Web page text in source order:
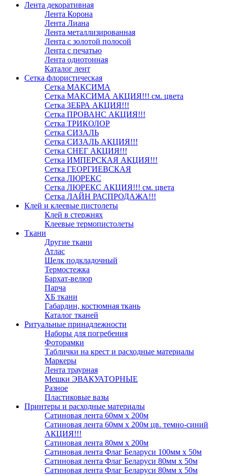
Лента декоративная
Лента Корона
Лента Лиана
Лента металлизированная
Лента с золотой полосой
Лента с печатью
Лента однотонная
Каталог лент
Сетка флористическая
Сетка МАКСИМА
Сетка МАКСИМА АКЦИЯ!!! см. цвета
Сетка ЗЕБРА АКЦИЯ!!!
Сетка ПРОВАНС АКЦИЯ!!!
Сетка ТРИКОЛОР
Сетка СИЗАЛЬ
Сетка СИЗАЛЬ АКЦИЯ!!!
Сетка СНЕГ АКЦИЯ!!!
Сетка ИМПЕРСКАЯ АКЦИЯ!!!
Сетка ГЕОРГИЕВСКАЯ
Сетка ЛЮРЕКС
Сетка ЛЮРЕКС АКЦИЯ!!! см. цвета
Сетка ЛАЙН РАСПРОДАЖА!!!
Клей и клеевые пистолеты
Клей в стержнях
Клеевые термопистолеты
Ткани
Другие ткани
Атлас
Шелк подкладочный
Термостежка
Бархат-велюр
Парча
ХБ ткани
Габардин, костюмная ткань
Каталог тканей
Ритуальные принадлежности
Наборы для погребения
Фоторамки
Таблички на крест и расходные материалы
Маркеры
Лента траурная
Мешки ЭВАКУАТОРНЫЕ
Разное
Пластиковые вазы
Принтеры и расходные материалы
Сатиновая лента 60мм х 200м
Сатиновая лента 60мм х 200м цв. темно-синий
АКЦИЯ!!!
Сатиновая лента 80мм х 200м
Сатиновая лента Флаг Беларуси 100мм х 50м
Сатиновая лента Флаг Беларуси 80мм х 50м
Сатиновая лента Флаг Беларуси 80мм х 50м